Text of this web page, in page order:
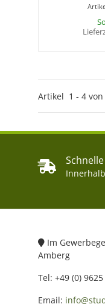
Artikel 1 - 4 von
Im
Amberg
Tel: +49 (0)
Email: